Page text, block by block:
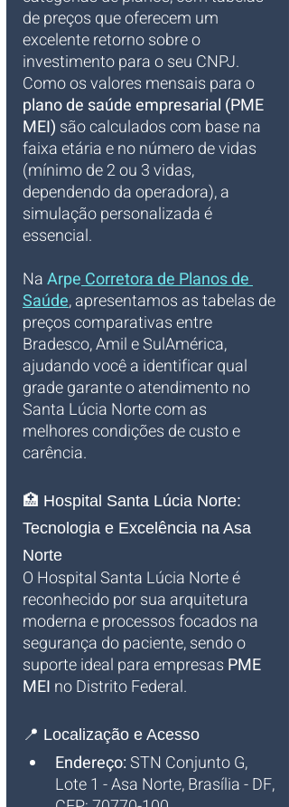
de preços que oferecem um
excelente retorno sobre o
investimento para o seu CNPJ.
Como os valores mensais para o
plano de saúde empresarial (PME
MEI) são calculados com base na
faixa etária e no número de vidas
(mínimo de 2 ou 3 vidas,
dependendo da operadora), a
simulação personalizada é
essencial.
NaArpe Corretora de Planos de
Saúde, apresentamos as tabelas de
preços comparativas entre
Bradesco, Amil e SulAmérica,
ajudando você a identificar qual
grade garante o atendimento no
Santa Lúcia Norte com as
melhores condições de custo e
carência.
🏥 Hospital Santa Lúcia Norte:
Tecnologia e Excelência na Asa
Norte
O Hospital Santa Lúcia Norte é
reconhecido por sua arquitetura
moderna e processos focados na
segurança do paciente, sendo o
suporte ideal para empresas PME
MEI no Distrito Federal.
📍 Localização e Acesso
Endereço: STN Conjunto G,
Lote 1 - Asa Norte, Brasília - DF,